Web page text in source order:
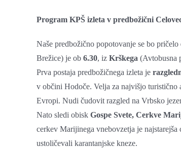
Program KPŠ izleta v predbožični
Naše predbožično popotovanje se bo
Brežice) je ob 6.30, iz Krškega (Avtobusna
Prva postaja predbožičnega izleta je
v občini Hodoče. Velja za najvišjo
Evropi. Nudi čudovit razgled na Vrbsko
Nato sledi obisk Gospe Svete, Cerkve
cerkev Marijinega vnebovzetja je
ustoličevali karantanjske kneze.